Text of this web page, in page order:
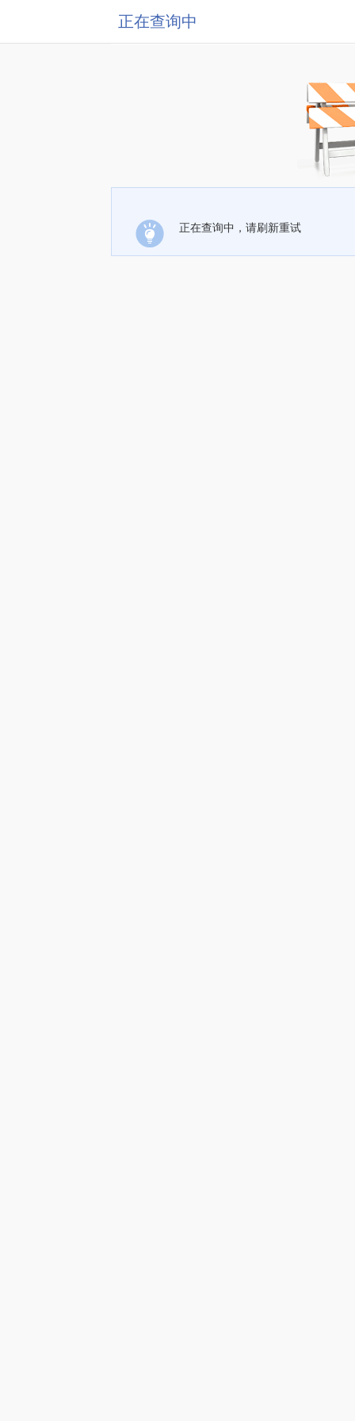
正在查询中
正在查询中，请刷新重试